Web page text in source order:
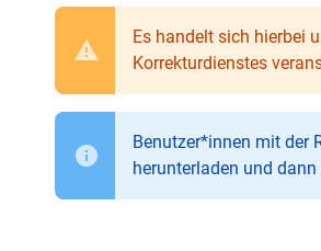
Es handelt sich hierbei
Korrekturdienstes
Benutzer*innen mit der
herunterladen und dann